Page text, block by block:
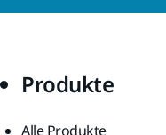
Produkte
Alle Produkte